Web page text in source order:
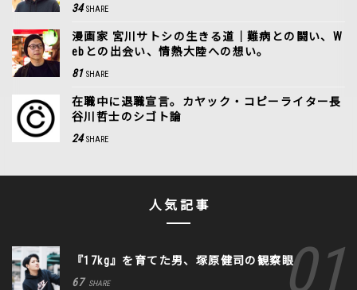
34 SHARE
漫画家 宮川サトシの生きる道｜難病との闘い、W
ebとの出会い、情熱大陸への想い。
81 SHARE
在職中に退職宣言。カヤック・コピーライター長
谷川哲士のシゴト論
24 SHARE
人気記事
『17kg』を育てた男、塚原健司の観察眼
67 SHARE